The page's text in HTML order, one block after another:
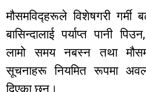
मौसमविद्हरूले विशेषगरी गर्मी
बासिन्दालाई पर्याप्त पानी
लामो समय नबस्न तथा
सूचनाहरू नियमित रूपमा